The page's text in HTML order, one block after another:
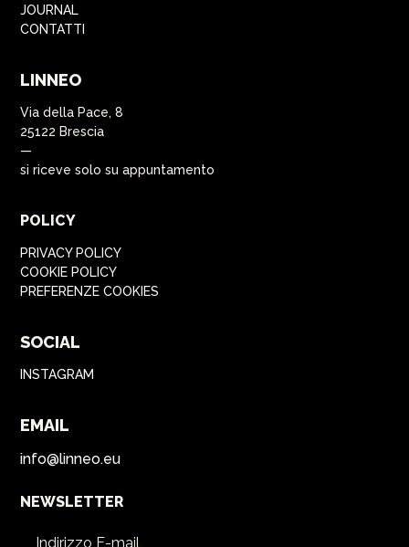
JOURNAL
CONTATTI
LINNEO
Via della Pace, 8
25122 Brescia
—
si riceve solo su appuntamento
POLICY
PRIVACY POLICY
COOKIE POLICY
PREFERENZE COOKIES
SOCIAL
INSTAGRAM
EMAIL
info@linneo.eu
NEWSLETTER